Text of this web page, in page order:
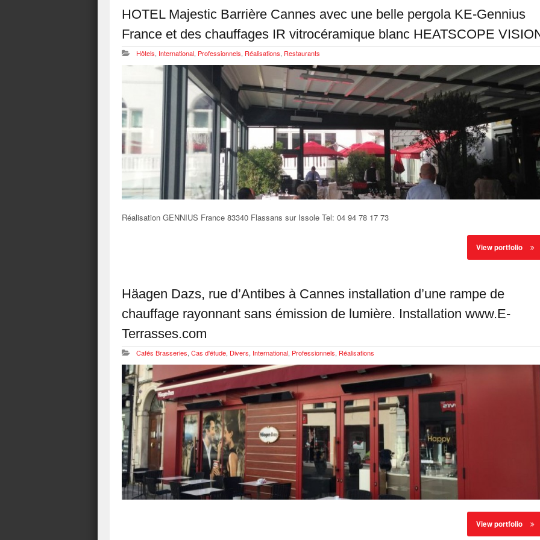
HOTEL Majestic Barrière Cannes avec une belle pergola KE-Gennius
France et des chauffages IR vitrocéramique blanc HEATSCOPE
Hôtels, International, Professionnels, Réalisations, Restaurants
Réalisation GENNIUS France 83340 Flassans sur Issole Tel: 04 94 78 17 73
View portfolio
Häagen Dazs, rue d’Antibes à Cannes installation d’une rampe de
chauffage rayonnant sans émission de lumière. Installation www.E-
Terrasses.com
Cafés Brasseries, Cas d'étude, Divers, International, Professionnels, Réalisations
View portfolio